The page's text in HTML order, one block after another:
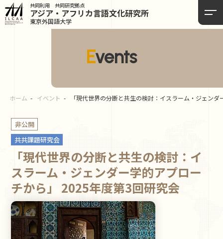
共同利用 共同研究拠点
アジア・アフリカ言語文化研究所
東京外国語大学
Events
ホーム イベント 「現代世界の分断と共生の検討：イスラーム・ジェン
非公開
共共課題研究会
「現代世界の分断と共生の検討：イ
スラーム・ジェンダー学的アプロー
チから」 2025年度第3回研究会